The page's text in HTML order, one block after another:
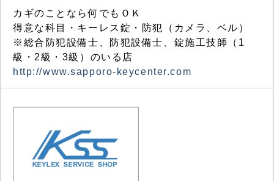
カギのことなら何でもＯＫ
得意な科目・キーレス錠・防犯（カメラ、ベル）
※総合防犯設備士、防犯設備士、錠施工技師（1
級・2級・3級）のいる店
http://www.sapporo-keycenter.com